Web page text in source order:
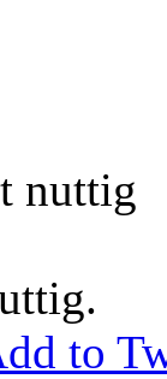
nuttig
to